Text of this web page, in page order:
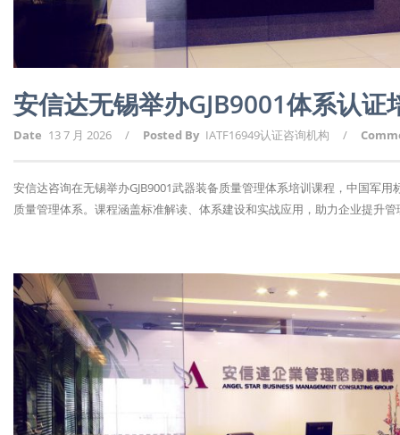
安信达无锡举办GJB9001体系认证
Date 13 7 月 2026 / Posted By IATF16949认证咨询机构 /
安信达咨询在无锡举办GJB9001武器装备质量管理体系培训课程，中国军
质量管理体系。课程涵盖标准解读、体系建设和实战应用，助力企业提升